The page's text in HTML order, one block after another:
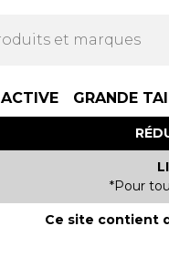
ACTIVE GRANDE
*Pour
Ce site contient